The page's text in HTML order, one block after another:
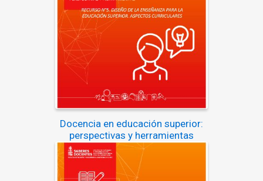
Docencia en educación superior:
perspectivas y herramientas